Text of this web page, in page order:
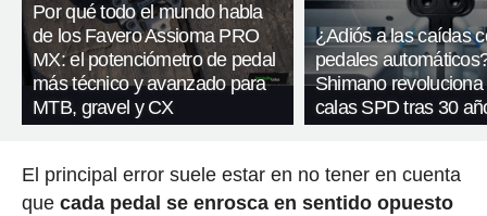
Por qué todo el mundo habla
de los Favero Assioma PRO
MX: el potenciómetro de pedal
más técnico y avanzado para
MTB, gravel y CX
¿Adiós a las caídas
pedales
Shimano revoluciona
calas SPD tras 30
El principal error suele estar en no tener en cuenta
que cada pedal se enrosca en sentido opuesto